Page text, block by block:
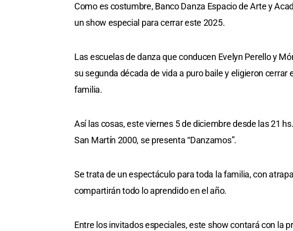
Como es costumbre, Banco Danza Espacio de Arte y
un show especial para cerrar este 2025.
Las escuelas de danza que conducen Evelyn Perello y
su segunda década de vida a puro baile y eligieron
familia.
Así las cosas, este viernes 5 de diciembre desde las 21
San Martín 2000, se presenta “Danzamos”.
Se trata de un espectáculo para toda la familia, con
compartirán todo lo aprendido en el año.
Entre los invitados especiales, este show contará con la